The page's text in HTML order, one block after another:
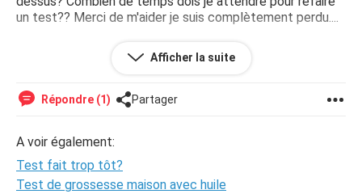
un test?? Merci de m'aider je suis complètement perdu....
EDIT: le titre "Opheloe" ne voulant rien dire, il a été
remplacé par un titre plus descriptif
Afficher la suite
Répondre (1) Partager
A voir également:
Test fait trop tôt?
Test de grossesse maison avec huile